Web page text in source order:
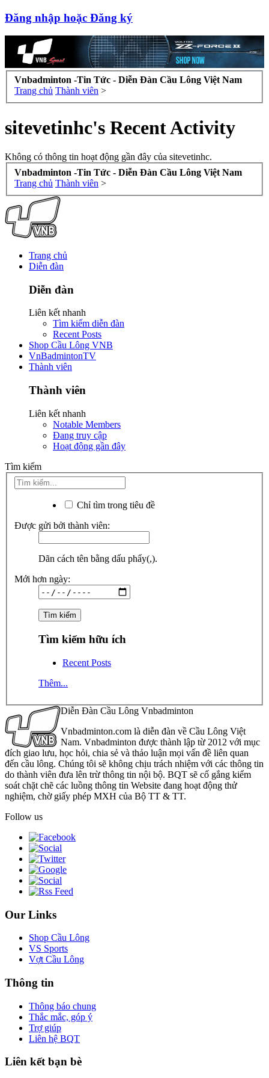
Đăng nhập hoặc Đăng ký
Vnbadminton -Tin Tức - Diễn Đàn Cầu Lông Việt Nam
Trang chủ Thành viên >
sitevetinhc's Recent Activity
Không có thông tin hoạt động gần đây của sitevetinhc.
Vnbadminton -Tin Tức - Diễn Đàn Cầu Lông Việt Nam
Trang chủ Thành viên >
Trang chủ
Diễn đàn
Diễn đàn
Liên kết nhanh
Tìm kiếm diễn đàn
Recent Posts
Shop Cầu Lông VNB
VnBadmintonTV
Thành viên
Thành viên
Liên kết nhanh
Notable Members
Đang truy cập
Hoạt động gần đây
Tìm kiếm
Chỉ tìm trong tiêu đề
Được gửi bởi thành viên:
Dãn cách tên bằng dấu phẩy(,).
Mới hơn ngày:
Tìm kiếm hữu ích
Recent Posts
Thêm...
Diễn Đàn Cầu Lông Vnbadminton
Vnbadminton.com là diễn đàn về Cầu Lông Việt
Nam. Vnbadminton được thành lập từ 2012 với mục
đích giao lưu, học hỏi, chia sẻ và thảo luận mọi vấn đề liên quan
đến cầu lông. Chúng tôi sẽ không chịu trách nhiệm với các thông tin
do thành viên đưa lên trừ thông tin nội bộ. BQT sẽ cố gắng kiểm
soát chặt chẽ các luồng thông tin Website đang hoạt động thử
nghiệm, chờ giấy phép MXH của Bộ TT & TT.
Follow us
Our Links
Shop Cầu Lông
VS Sports
Vợt Cầu Lông
Thông tin
Thông báo chung
Thắc mắc, góp ý
Trợ giúp
Liên hệ BQT
Liên kết bạn bè